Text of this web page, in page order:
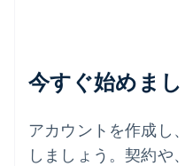
今すぐ始めまし
アカウントを作成し
しましょう。契約や
English
Deutsch English
ニュージーランド
English